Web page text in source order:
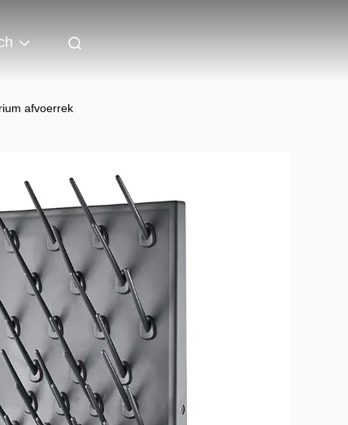
afvoerrek